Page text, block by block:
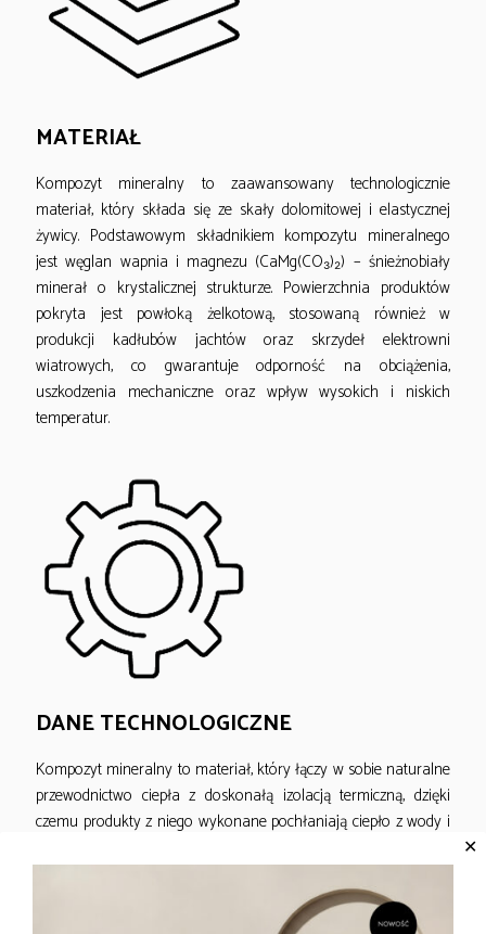
MATERIAŁ
Kompozyt mineralny to zaawansowany technologicznie
materiał, który składa się ze skały dolomitowej i elastycznej
żywicy. Podstawowym składnikiem kompozytu mineralnego
jest węglan wapnia i magnezu (CaMg(CO₃)₂) – śnieżnobiały
minerał o krystalicznej strukturze. Powierzchnia produktów
pokryta jest powłoką żelkotową, stosowaną również w
produkcji kadłubów jachtów oraz skrzydeł elektrowni
wiatrowych, co gwarantuje odporność na obciążenia,
uszkodzenia mechaniczne oraz wpływ wysokich i niskich
temperatur.
DANE TECHNOLOGICZNE
Kompozyt mineralny to materiał, który łączy w sobie naturalne
przewodnictwo ciepła z doskonałą izolacją termiczną, dzięki
czemu produkty z niego wykonane pochłaniają ciepło z wody i
użytkowania każdego dnia. Dodatkowo, dzięki wysokiej gęstości
cząsteczek, materiał ten charakteryzuje się znakomitą
✕